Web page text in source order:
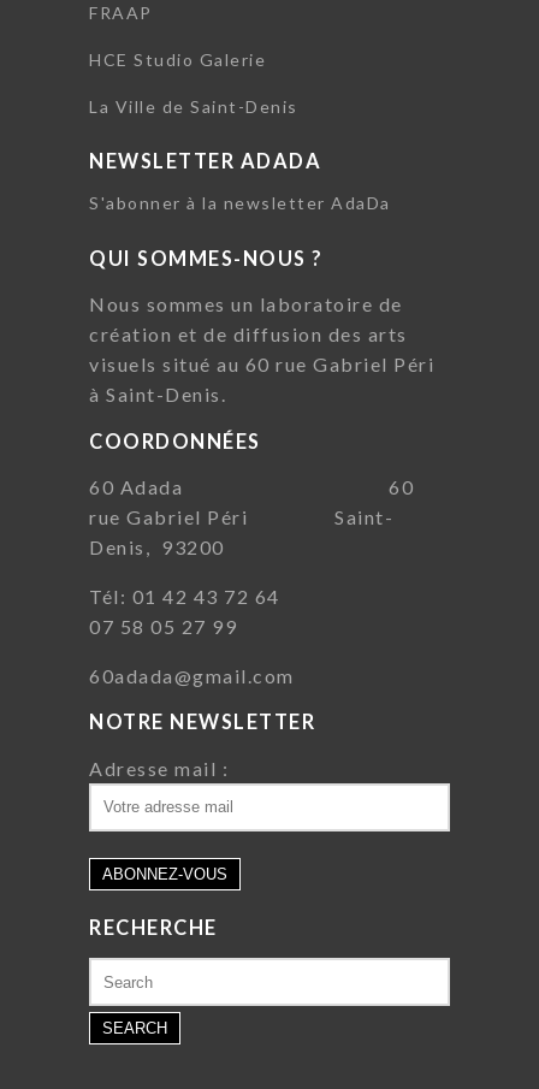
FRAAP
HCE Studio Galerie
La Ville de Saint-Denis
NEWSLETTER ADADA
S'abonner à la newsletter AdaDa
QUI SOMMES-NOUS ?
Nous sommes un laboratoire de
création et de diffusion des arts
visuels situé au 60 rue Gabriel Péri
à Saint-Denis.
COORDONNÉES
60 Adada 60
rue Gabriel Péri Saint-
Denis, 93200
Tél: 01 42 43 72 64
07 58 05 27 99
60adada@gmail.com
NOTRE NEWSLETTER
Adresse mail :
RECHERCHE
for: